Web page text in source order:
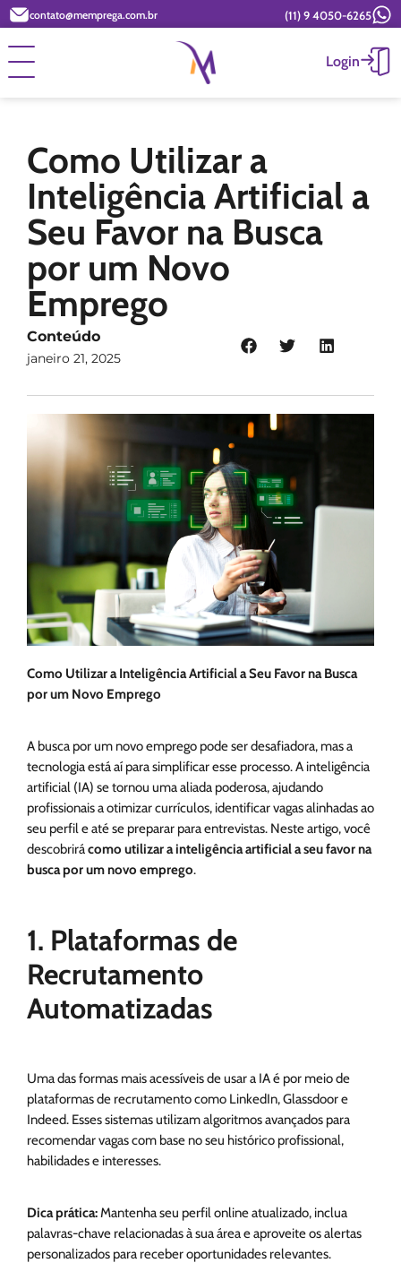
contato@memprega.com.br (11) 9 4050-6265
Login
Como Utilizar a
Inteligência Artificial a
Seu Favor na Busca
por um Novo
Emprego
Conteúdo
janeiro 21, 2025
Como Utilizar a Inteligência Artificial a Seu Favor na Busca
por um Novo Emprego
A busca por um novo emprego pode ser desafiadora, mas a
tecnologia está aí para simplificar esse processo. A inteligência
artificial (IA) se tornou uma aliada poderosa, ajudando
profissionais a otimizar currículos, identificar vagas alinhadas ao
seu perfil e até se preparar para entrevistas. Neste artigo, você
descobrirácomo utilizar a inteligência artificial a seu favor na
busca por um novo emprego.
1. Plataformas de
Recrutamento
Automatizadas
Uma das formas mais acessíveis de usar a IA é por meio de
plataformas de recrutamento como LinkedIn, Glassdoor e
Indeed. Esses sistemas utilizam algoritmos avançados para
recomendar vagas com base no seu histórico profissional,
habilidades e interesses.
Dica prática:Mantenha seu perfil online atualizado, inclua
palavras-chave relacionadas à sua área e aproveite os alertas
personalizados para receber oportunidades relevantes.